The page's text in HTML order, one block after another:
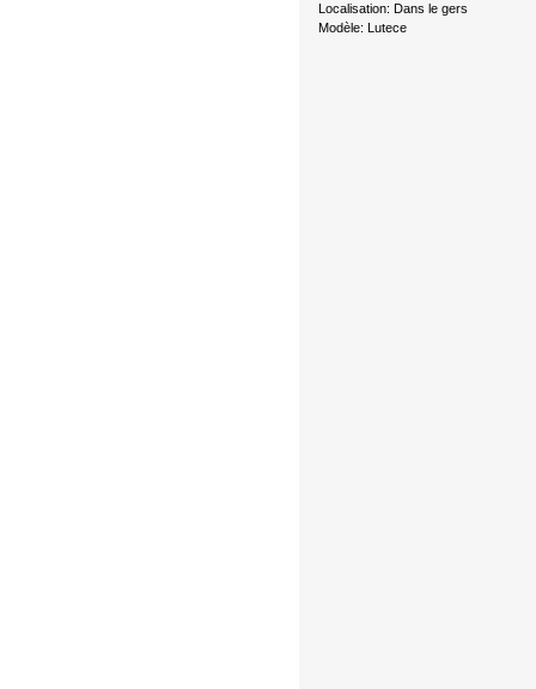
Localisation: Dans le gers
Modèle: Lutece